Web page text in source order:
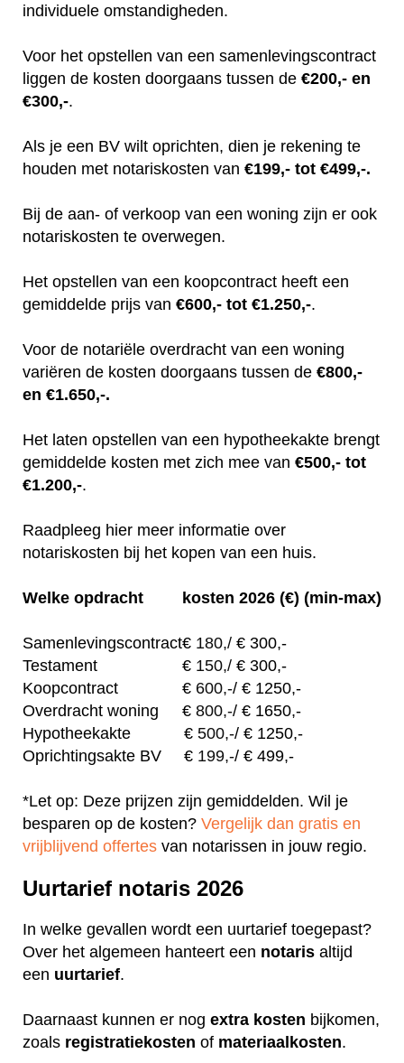
individuele omstandigheden.
Voor het opstellen van een samenlevingscontract
liggen de kosten doorgaans tussen de €200,- en
€300,-.
Als je een BV wilt oprichten, dien je rekening te
houden met notariskosten van €199,- tot €499,-.
Bij de aan- of verkoop van een woning zijn er ook
notariskosten te overwegen.
Het opstellen van een koopcontract heeft een
gemiddelde prijs van €600,- tot €1.250,-.
Voor de notariële overdracht van een woning
variëren de kosten doorgaans tussen de €800,-
en €1.650,-.
Het laten opstellen van een hypotheekakte brengt
gemiddelde kosten met zich mee van €500,- tot
€1.200,-.
Raadpleeg hier meer informatie over
notariskosten bij het kopen van een huis.
Welke opdracht kosten 2026 (€) (min-max)
Samenlevingscontract€ 180,/ € 300,-
Testament
€ 150,/ € 300,-
Koopcontract
€ 600,-/ € 1250,-
Overdracht woning
€ 800,-/ € 1650,-
Hypotheekakte
€ 500,-/ € 1250,-
Oprichtingsakte BV € 199,-/ € 499,-
*Let op: Deze prijzen zijn gemiddelden. Wil je
besparen op de kosten? Vergelijk dan gratis en
vrijblijvend offertes van notarissen in jouw regio.
Uurtarief notaris 2026
In welke gevallen wordt een uurtarief toegepast?
Over het algemeen hanteert een notaris altijd
een uurtarief.
Daarnaast kunnen er nog extra kosten bijkomen,
zoals registratiekosten of materiaalkosten.